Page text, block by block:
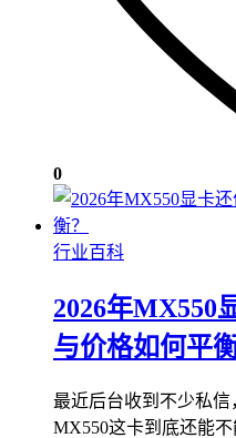
0
行业百科
2026年MX550
与价格如何平衡
最近后台收到不少私信
MX550这卡到底还能